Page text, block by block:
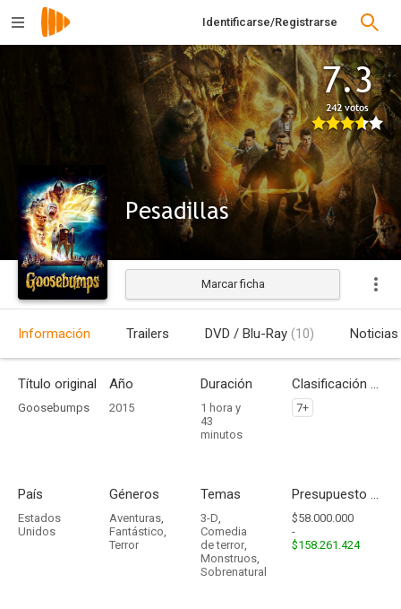
Identificarse/Registrarse
7.3
242 votos
Pesadillas
Estrenada
Marcar ficha
Información Trailers DVD / Blu-Ray (10) Noticias
Título original
Goosebumps
Año
2015
Duración
1 hora y
43
minutos
Clasificación por edades
7+
País
Estados
Unidos
Géneros
Aventuras,
Fantástico,
Terror
Temas
3-D,
Comedia
de terror,
Monstruos,
Sobrenatural
Presupuesto - Ingresos
$58.000.000
-
$158.261.424